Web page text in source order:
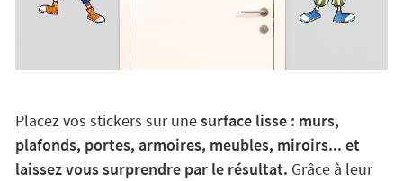
Placez vos stickers sur unesurface lisse : murs,
plafonds, portes, armoires, meubles, miroirs... et
laissez vous surprendre par le résultat. Grâce à leur